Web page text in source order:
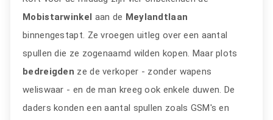
Mobistarwinkel aan de Meylandtlaan
binnengestapt. Ze vroegen uitleg over een aantal
spullen die ze zogenaamd wilden kopen. Maar plots
bedreigden ze de verkoper - zonder wapens
weliswaar - en de man kreeg ook enkele duwen. De
daders konden een aantal spullen zoals GSM's en